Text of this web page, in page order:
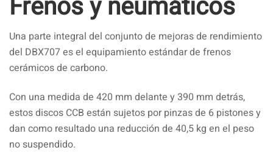
Una parte integral del conjunto de mejoras de rendimiento
del DBX707 es el equipamiento estándar de frenos
cerámicos de carbono.
Con una medida de 420 mm delante y 390 mm detrás,
estos discos CCB están sujetos por pinzas de 6 pistones y
dan como resultado una reducción de 40,5 kg en el peso
no suspendido.